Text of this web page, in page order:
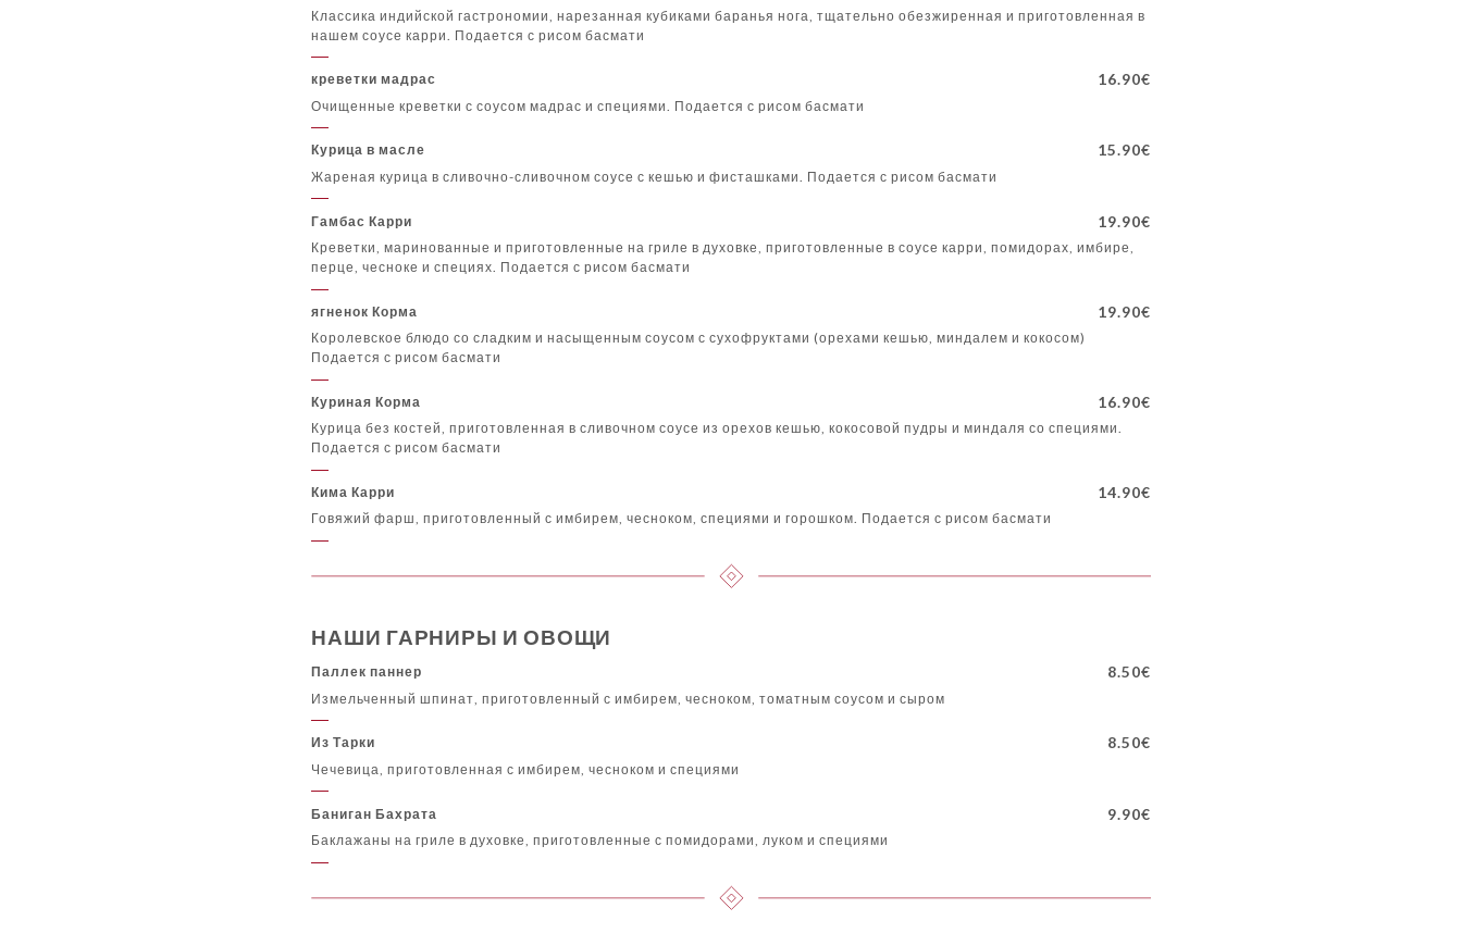
Классика индийской гастрономии, нарезанная кубиками баранья нога, тщательно обезжиренная и приготовленная в
нашем соусе карри. Подается с рисом басмати
креветки мадрас 16.90€
Очищенные креветки с соусом мадрас и специями. Подается с рисом басмати
Курица в масле 15.90€
Жареная курица в сливочно-сливочном соусе с кешью и фисташками. Подается с рисом басмати
Гамбас Карри 19.90€
Креветки, маринованные и приготовленные на гриле в духовке, приготовленные в соусе карри, помидорах, имбире,
перце, чесноке и специях. Подается с рисом басмати
ягненок Корма 19.90€
Королевское блюдо со сладким и насыщенным соусом с сухофруктами (орехами кешью, миндалем и кокосом)
Подается с рисом басмати
Куриная Корма 16.90€
Курица без костей, приготовленная в сливочном соусе из орехов кешью, кокосовой пудры и миндаля со специями.
Подается с рисом басмати
Кима Карри 14.90€
Говяжий фарш, приготовленный с имбирем, чесноком, специями и горошком. Подается с рисом басмати
НАШИ ГАРНИРЫ И ОВОЩИ
Паллек паннер 8.50€
Измельченный шпинат, приготовленный с имбирем, чесноком, томатным соусом и сыром
Из Тарки 8.50€
Чечевица, приготовленная с имбирем, чесноком и специями
Баниган Бахрата 9.90€
Баклажаны на гриле в духовке, приготовленные с помидорами, луком и специями